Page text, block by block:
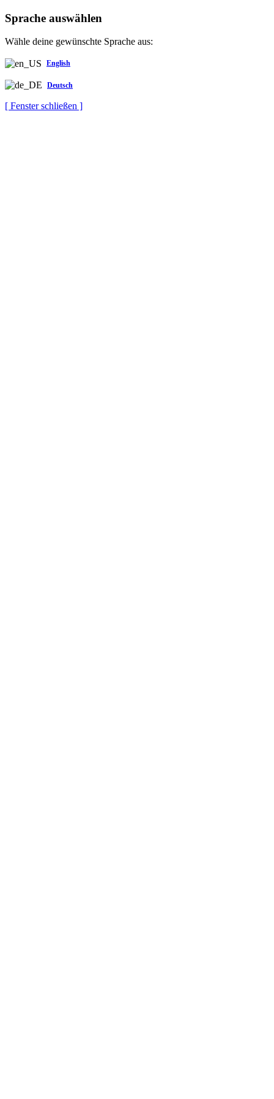
Sprache auswählen
Wähle deine gewünschte Sprache aus:
English
Deutsch
[ Fenster schließen ]